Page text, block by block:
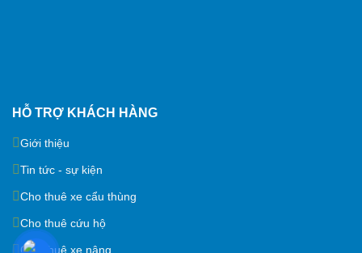
HỖ TRỢ KHÁCH HÀNG
Giới thiệu
Tin tức - sự kiện
Cho thuê xe cẩu thùng
Cho thuê cứu hộ
Cho thuê xe nâng